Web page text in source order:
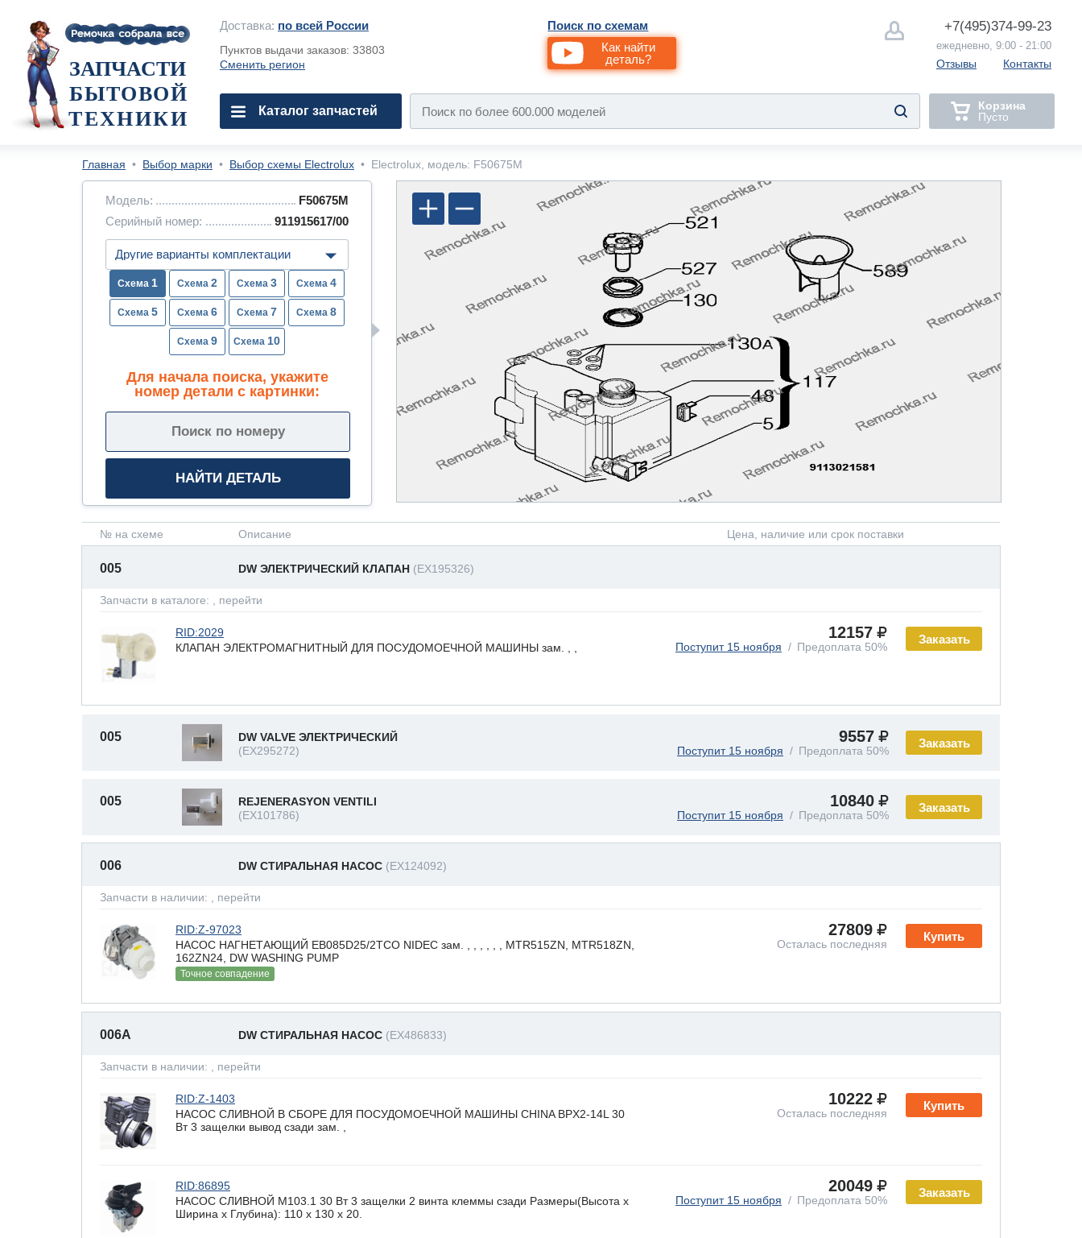
Доставка: по всей России
Пунктов выдачи заказов: 33803
Сменить регион
Поиск по схемам
Как найти
деталь?
+7(495)374-99-23
ежедневно, 9:00 - 21:00
Отзывы Контакты
ЗАПЧАСТИ
БЫТОВОЙ
ТЕХНИКИ
Каталог запчастей
Корзина
Пусто
Главная • Выбор марки • Выбор схемы Electrolux • Electrolux, модель: F50675M
Модель:
F50675M
Серийный номер:
911915617/00
1 2 3 4
5 6 7 8
9 10
Для начала поиска, укажите
номер детали с картинки:
№ на схеме Описание Цена, наличие или срок поставки
005 DW ЭЛЕКТРИЧЕСКИЙ КЛАПАН (EX195326)
Запчасти в каталоге: , перейти
Заказать
RID:2029
КЛАПАН ЭЛЕКТРОМАГНИТНЫЙ ДЛЯ ПОСУДОМОЕЧНОЙ МАШИНЫ зам. , ,
12157
Поступит 15 ноября Предоплата 50%
Заказать
005
DW VALVE ЭЛЕКТРИЧЕСКИЙ
(EX295272)
9557
Поступит 15 ноября Предоплата 50%
Заказать
005
REJENERASYON VENTILI
(EX101786)
10840
Поступит 15 ноября Предоплата 50%
006 DW СТИРАЛЬНАЯ НАСОС (EX124092)
Запчасти в наличии: , перейти
Купить
RID:Z-97023
НАСОС НАГНЕТАЮЩИЙ EB085D25/2TCO NIDEC зам. , , , , , , MTR515ZN, MTR518ZN,
162ZN24, DW WASHING PUMP
Точное совпадение
27809
Осталась последняя
006A DW СТИРАЛЬНАЯ НАСОС (EX486833)
Запчасти в наличии: , перейти
Купить
RID:Z-1403
НАСОС СЛИВНОЙ В СБОРЕ ДЛЯ ПОСУДОМОЕЧНОЙ МАШИНЫ CHINA BPX2-14L 30
Вт 3 защелки вывод сзади зам. ,
10222
Осталась последняя
Заказать
RID:86895
НАСОС СЛИВНОЙ М103.1 30 Вт 3 защелки 2 винта клеммы сзади Размеры(Высота х
Ширина х Глубина): 110 x 130 х 20.
20049
Поступит 15 ноября Предоплата 50%